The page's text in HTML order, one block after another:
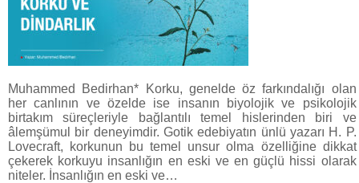
Muhammed Bedirhan* Korku, genelde öz farkındalığı olan
her canlının ve özelde ise insanın biyolojik ve psikolojik
birtakım süreçleriyle bağlantılı temel hislerinden biri ve
âlemşümul bir deneyimdir. Gotik edebiyatın ünlü yazarı H. P.
Lovecraft, korkunun bu temel unsur olma özelliğine dikkat
çekerek korkuyu insanlığın en eski ve en güçlü hissi olarak
niteler. İnsanlığın en eski ve…